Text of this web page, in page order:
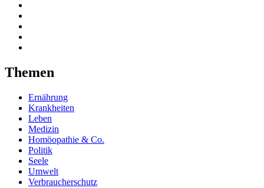
Themen
Ernährung
Krankheiten
Leben
Medizin
Homöopathie & Co.
Politik
Seele
Umwelt
Verbraucherschutz